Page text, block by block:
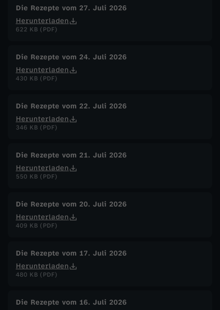
o
m
p
o
t
t
v
s
.
T
g
Die Rezepte vom 27. Juli 2026
Herunterladen
622 KB (PDF)
Die Rezepte vom 24. Juli 2026
Herunterladen
430 KB (PDF)
Die Rezepte vom 22. Juli 2026
Herunterladen
346 KB (PDF)
Die Rezepte vom 21. Juli 2026
Herunterladen
550 KB (PDF)
Die Rezepte vom 20. Juli 2026
Herunterladen
409 KB (PDF)
Die Rezepte vom 17. Juli 2026
Herunterladen
480 KB (PDF)
Die Rezepte vom 16. Juli 2026